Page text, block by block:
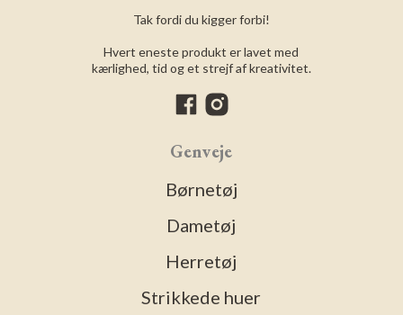
Tak fordi du kigger forbi!
Hvert eneste produkt er lavet med
kærlighed, tid og et strejf af kreativitet.
Genveje
Børnetøj
Dametøj
Herretøj
Strikkede huer